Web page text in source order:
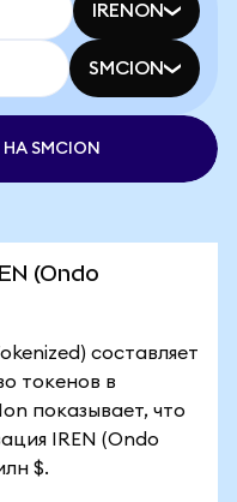
IRENON
SMCION
SMCION
(Ondo
составляет
токенов в
показывает, что
IREN (Ondo
$.